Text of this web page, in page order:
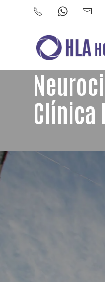
Clínica